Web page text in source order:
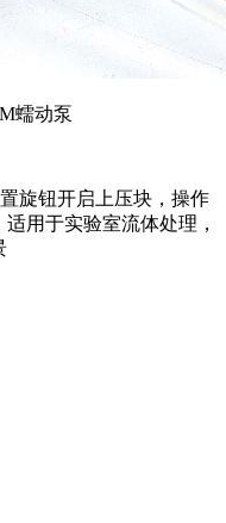
蠕动泵
旋钮开启上压块，操作
用于实验室流体处理，